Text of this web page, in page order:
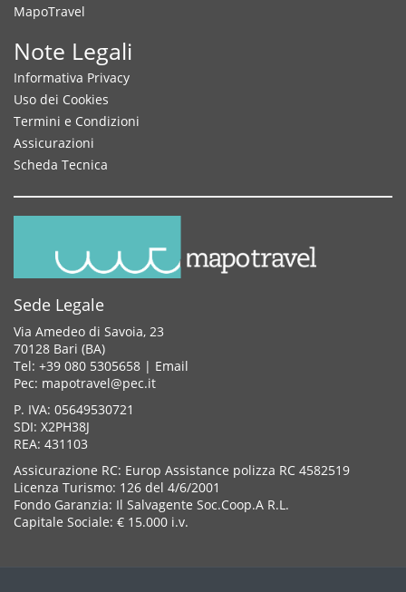
MapoTravel
Note Legali
Informativa Privacy
Uso dei Cookies
Termini e Condizioni
Assicurazioni
Scheda Tecnica
Sede Legale
Via Amedeo di Savoia, 23
70128 Bari (BA)
Tel: +39 080 5305658 | Email
Pec: mapotravel@pec.it
P. IVA: 05649530721
SDI: X2PH38J
REA: 431103
Assicurazione RC: Europ Assistance polizza RC 4582519
Licenza Turismo: 126 del 4/6/2001
Fondo Garanzia: Il Salvagente Soc.Coop.A R.L.
Capitale Sociale: € 15.000 i.v.